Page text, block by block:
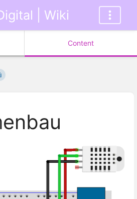
| Wiki
Content